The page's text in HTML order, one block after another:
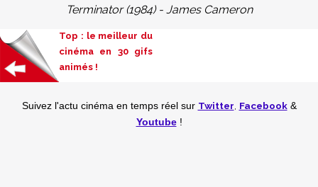
Terminator (1984) - James Cameron
Top : le meilleur du
cinéma en 30 gifs
animés !
Suivez l'actu cinéma en temps réel sur Twitter, Facebook&
Youtube!